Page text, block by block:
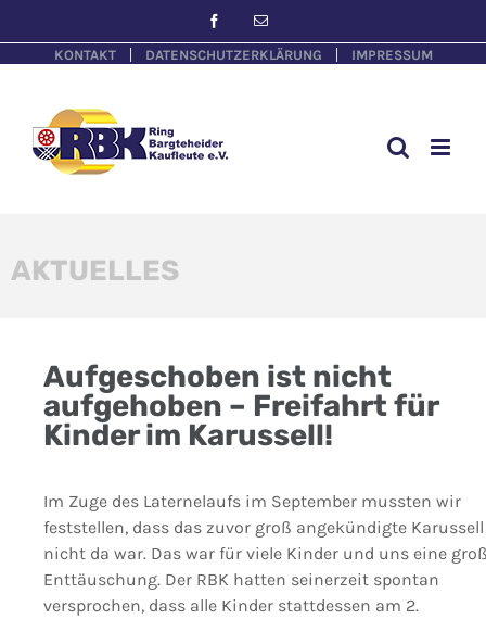
KONTAKT DATENSCHUTZERKLÄRUNG IMPRESSUM
AKTUELLES
Aufgeschoben ist nicht
aufgehoben – Freifahrt für
Kinder im Karussell!
Im Zuge des Laternelaufs im September mussten wir
feststellen, dass das zuvor groß angekündigte Karussell
nicht da war. Das war für viele Kinder und uns eine
Enttäuschung. Der RBK hatten seinerzeit spontan
versprochen, dass alle Kinder stattdessen am 2.